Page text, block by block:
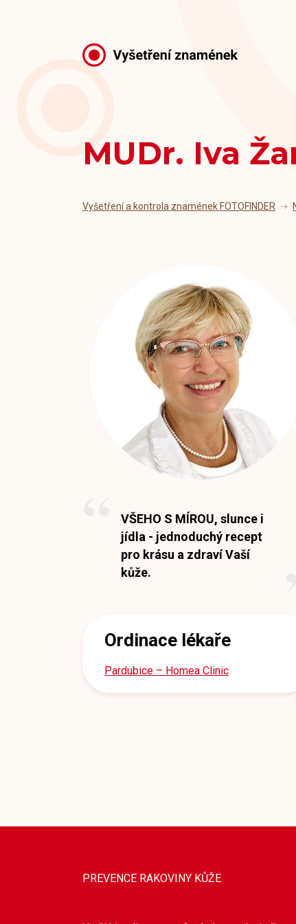
MUDr. Iva
Vyšetření a kontrola znamének FOTOFINDER
VŠEHO S MÍROU, slunce i
jídla - jednoduchý recept
pro krásu a zdraví Vaší
kůže.
Ordinace lékaře
Pardubice – Homea Clinic
PREVENCE RAKOVINY KŮŽE